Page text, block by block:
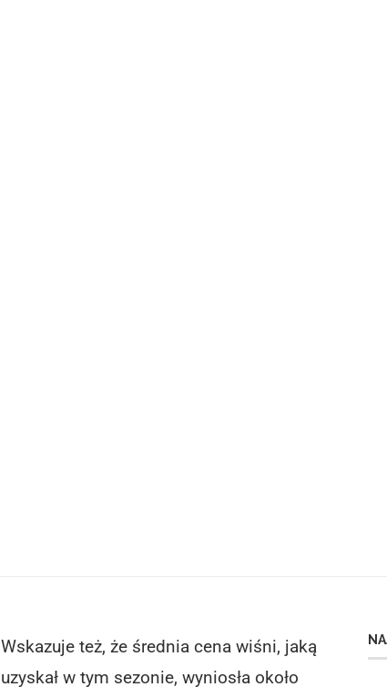
Wskazuje też, że średnia cena wiśni, jaką
uzyskał w tym sezonie, wyniosła około